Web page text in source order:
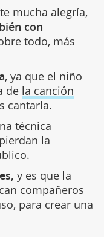
mucha alegría,
con
todo, más
, ya que el niño
de la canción
cantarla.
técnica
la
y es que la
compañeros
para crear una